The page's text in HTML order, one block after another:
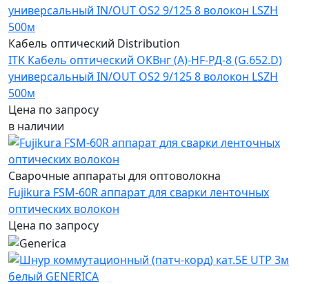
Кабель оптический Distribution
ITK Кабель оптический ОКВнг (А)-HF-РД-8 (G.652.D)
универсальный IN/OUT OS2 9/125 8 волокон LSZH
500м
Цена по запросу
в наличии
Сварочные аппараты для оптоволокна
Fujikura FSM-60R аппарат для сварки ленточных
оптических волокон
Цена по запросу